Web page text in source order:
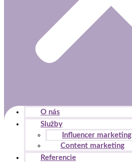
O nás
Služby
Influencer marketing
Content marketing
Referencie